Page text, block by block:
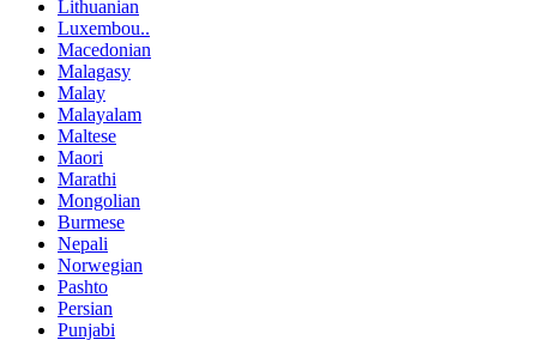
Lithuanian
Luxembou..
Macedonian
Malagasy
Malay
Malayalam
Maltese
Maori
Marathi
Mongolian
Burmese
Nepali
Norwegian
Pashto
Persian
Punjabi